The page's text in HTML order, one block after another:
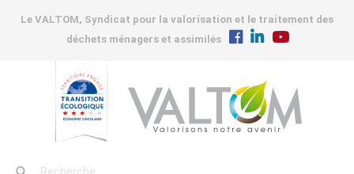
Le VALTOM, Syndicat pour la valorisation et le traitement des
déchets ménagers et assimilés